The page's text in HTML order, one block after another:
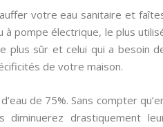
votre eau sanitaire et
à pompe électrique, le plus
plus sûr et celui qui a besoin
de votre maison.
de 75%. Sans compter
drastiquement